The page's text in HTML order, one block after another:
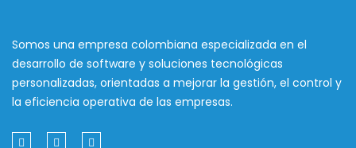
Somos una empresa colombiana especializada en el
desarrollo de software y soluciones tecnológicas
personalizadas, orientadas a mejorar la gestión, el control y
la eficiencia operativa de las empresas.